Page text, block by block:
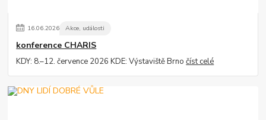
16.06.2026 Akce, události
konference CHARIS
KDY: 8.–12. července 2026 KDE: Výstaviště Brnočíst celé